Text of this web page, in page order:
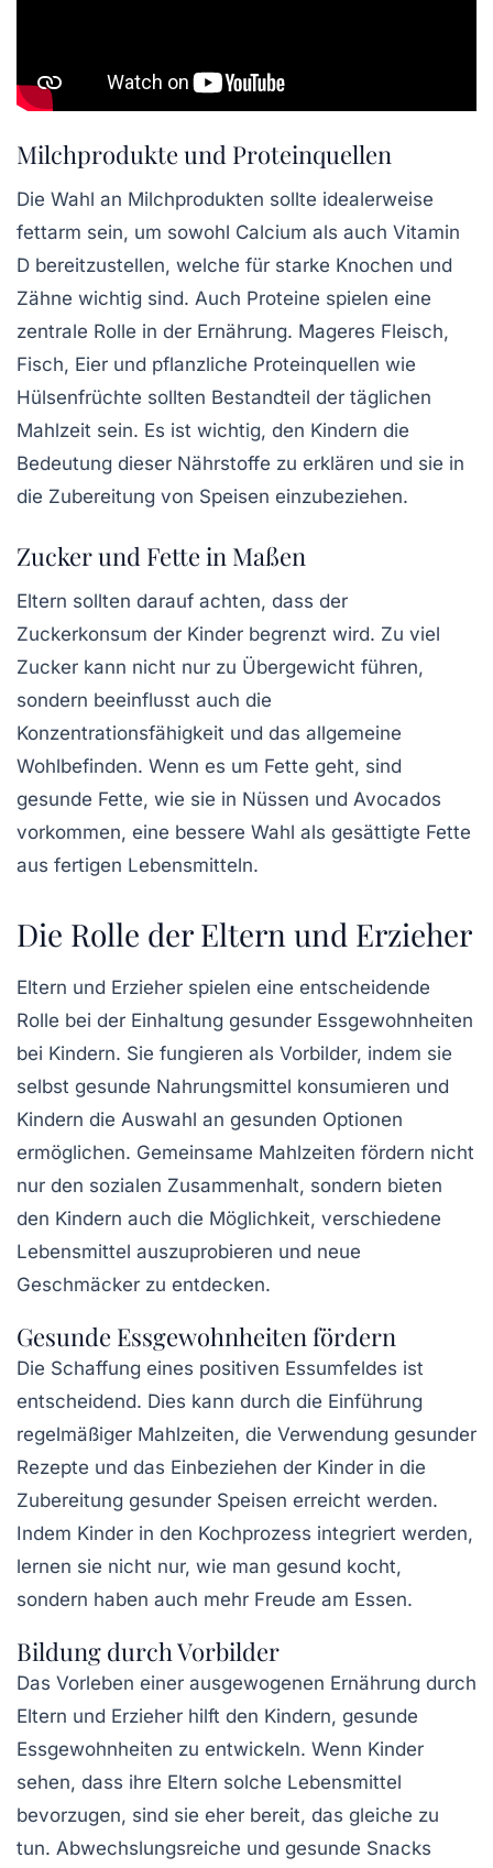
Milchprodukte und Proteinquellen
Die Wahl an Milchprodukten sollte idealerweise
fettarm sein, um sowohl Calcium als auch Vitamin
D bereitzustellen, welche für starke Knochen und
Zähne wichtig sind. Auch Proteine spielen eine
zentrale Rolle in der Ernährung. Mageres Fleisch,
Fisch, Eier und pflanzliche Proteinquellen wie
Hülsenfrüchte sollten Bestandteil der täglichen
Mahlzeit sein. Es ist wichtig, den Kindern die
Bedeutung dieser Nährstoffe zu erklären und sie in
die Zubereitung von Speisen einzubeziehen.
Zucker und Fette in Maßen
Eltern sollten darauf achten, dass der
Zuckerkonsum der Kinder begrenzt wird. Zu viel
Zucker kann nicht nur zu Übergewicht führen,
sondern beeinflusst auch die
Konzentrationsfähigkeit und das allgemeine
Wohlbefinden. Wenn es um Fette geht, sind
gesunde Fette, wie sie in Nüssen und Avocados
vorkommen, eine bessere Wahl als gesättigte Fette
aus fertigen Lebensmitteln.
Die Rolle der Eltern und Erzieher
Eltern und Erzieher spielen eine entscheidende
Rolle bei der Einhaltung gesunder Essgewohnheiten
bei Kindern. Sie fungieren als Vorbilder, indem sie
selbst gesunde Nahrungsmittel konsumieren und
Kindern die Auswahl an gesunden Optionen
ermöglichen. Gemeinsame Mahlzeiten fördern nicht
nur den sozialen Zusammenhalt, sondern bieten
den Kindern auch die Möglichkeit, verschiedene
Lebensmittel auszuprobieren und neue
Geschmäcker zu entdecken.
Gesunde Essgewohnheiten fördern
Die Schaffung eines positiven Essumfeldes ist
entscheidend. Dies kann durch die Einführung
regelmäßiger Mahlzeiten, die Verwendung gesunder
Rezepte und das Einbeziehen der Kinder in die
Zubereitung gesunder Speisen erreicht werden.
Indem Kinder in den Kochprozess integriert werden,
lernen sie nicht nur, wie man gesund kocht,
sondern haben auch mehr Freude am Essen.
Bildung durch Vorbilder
Das Vorleben einer ausgewogenen Ernährung durch
Eltern und Erzieher hilft den Kindern, gesunde
Essgewohnheiten zu entwickeln. Wenn Kinder
sehen, dass ihre Eltern solche Lebensmittel
bevorzugen, sind sie eher bereit, das gleiche zu
tun. Abwechslungsreiche und gesunde Snacks